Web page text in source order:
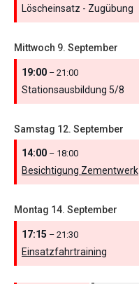
Löscheinsatz - Zugübung
Mittwoch 9. September
19:00 – 21:00
Stationsausbildung 5/8
Samstag 12. September
14:00 – 18:00
Besichtigung Zementwerk
Montag 14. September
17:15 – 21:30
Einsatzfahrtraining